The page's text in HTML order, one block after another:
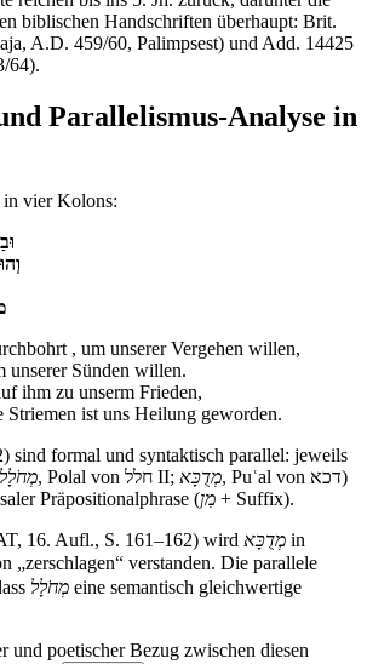
biblischen Handschriften überhaupt: Brit.
A.D. 459/60, Palimpsest) und Add. 14425
64).
Parallelismus-Analyse in
in vier Kolons:
, um unserer Vergehen willen,
unserer Sünden willen.
ihm zu unserm Frieden,
Striemen ist uns Heilung geworden.
sind formal und syntaktisch parallel: jeweils
מְחֹלָל , Polal von חלל II; מְדֻכָּא, Puʿal von דכא)
Präpositionalphrase (מִן + Suffix).
16. Aufl., S. 161–162) wird מְדֻכָּא in
„zerschlagen“ verstanden. Die parallele
מְחֹלָל eine semantisch gleichwertige
und poetischer Bezug zwischen diesen